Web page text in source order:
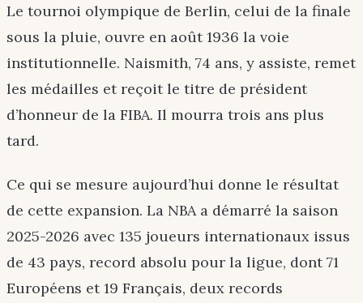
Le tournoi olympique de Berlin, celui de la finale
sous la pluie, ouvre en août 1936 la voie
institutionnelle. Naismith, 74 ans, y assiste, remet
les médailles et reçoit le titre de président
d’honneur de la FIBA. Il mourra trois ans plus
tard.
Ce qui se mesure aujourd’hui donne le résultat
de cette expansion. La NBA a démarré la saison
2025-2026 avec 135 joueurs internationaux issus
de 43 pays, record absolu pour la ligue, dont 71
Européens et 19 Français, deux records